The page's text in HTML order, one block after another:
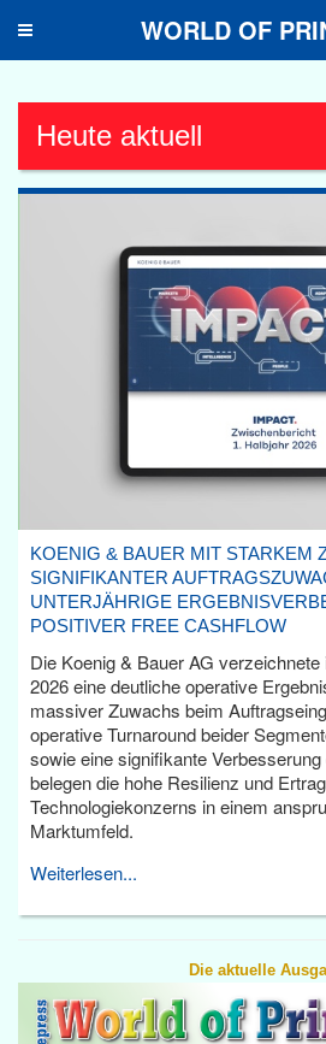
Toggle
WORLD OF
Heute aktuell
KOENIG & BAUER MIT STARKEM
SIGNIFIKANTER
UNTERJÄHRIGE
POSITIVER FREE CASHFLOW
Die Koenig & Bauer AG
2026 eine deutliche operative
massiver Zuwachs beim
operative Turnaround beider
sowie eine signifikante
belegen die hohe Resilienz und
Technologiekonzerns in einem
Marktumfeld.
Weiterlesen...
Die aktuelle